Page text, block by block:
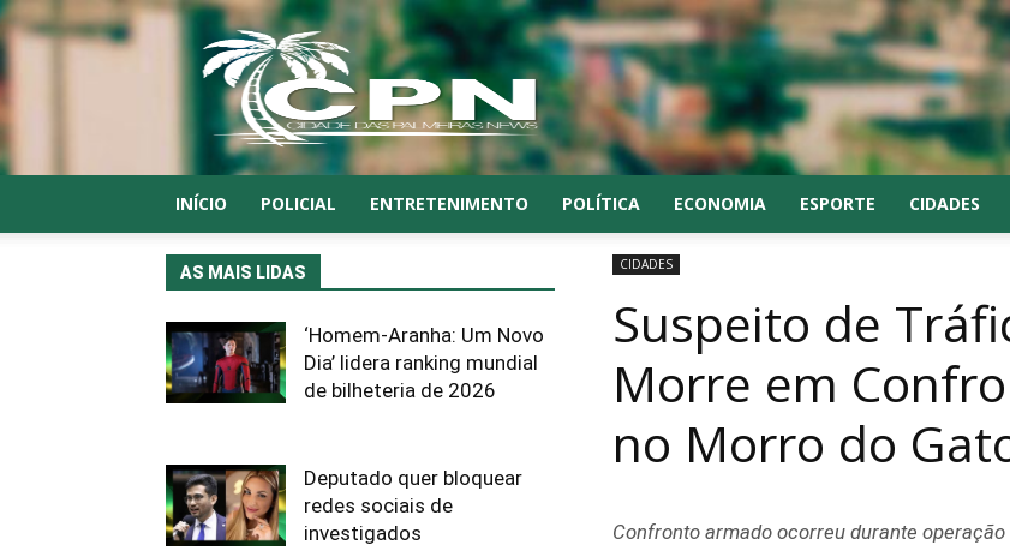
CPN
INÍCIO POLICIAL ENTRETENIMENTO POLÍTICA ECONOMIA ESPORTE CIDADES
CIDADES
Suspeito de
Morre em
no Morro do
Confronto armado ocorreu durante
AS MAIS LIDAS
‘Homem-Aranha: Um Novo
Dia’ lidera ranking mundial
de bilheteria de 2026
Deputado quer bloquear
redes sociais de
investigados